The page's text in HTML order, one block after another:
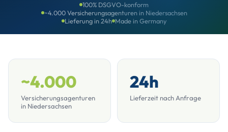
100% DSGVO-konform
~4.000 Versicherungsagenturen in Niedersachsen
Lieferung in 24h Made in Germany
~4.000
Versicherungsagenturen
in Niedersachsen
24h
Lieferzeit nach Anfrage